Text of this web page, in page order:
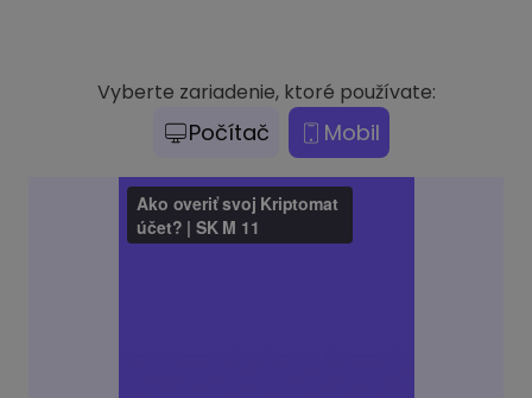
Vyberte zariadenie, ktoré používate:
Počítač Mobil